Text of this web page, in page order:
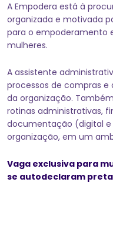
A Empodera está à
organizada e motivada
para o empoderamento
mulheres.
A assistente
processos de compras
da organização.
rotinas administrativas,
documentação (digital
organização, em um
Vaga exclusiva para
se autodeclaram